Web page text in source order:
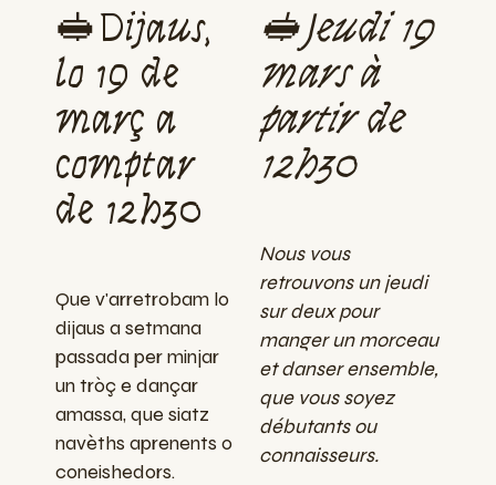
🥪Dijaus,
lo 19 de
març a
comptar
de 12h30
Que v'arretrobam lo
dijaus a setmana
passada per minjar
un tròç e dançar
amassa, que siatz
navèths aprenents o
coneishedors.
🥪Jeudi 19
mars à
partir de
12h30
Nous vous
retrouvons un jeudi
sur deux pour
manger un morceau
et danser ensemble,
que vous soyez
débutants ou
connaisseurs.